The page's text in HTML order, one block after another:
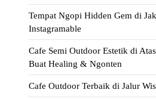
Tempat Ngopi Hidden Gem di
Instagramable
Cafe Semi Outdoor Estetik di
Buat Healing & Ngonten
Cafe Outdoor Terbaik di Jalur